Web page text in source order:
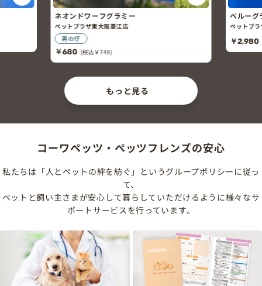
ネオンドワーフグラミー
ペットプラザ東大阪菱江店
男の仔
￥680 (税込￥748)
ペルーグ
ペットプ
￥2,980
もっと見る
コーワペッツ・ペッツフレンズの安心
私たちは「人とペットの絆を紡ぐ」というグループポリシーに従っ
て、
ペットと飼い主さまが安心して暮らしていただけるように様々なサ
ポートサービスを行っています。